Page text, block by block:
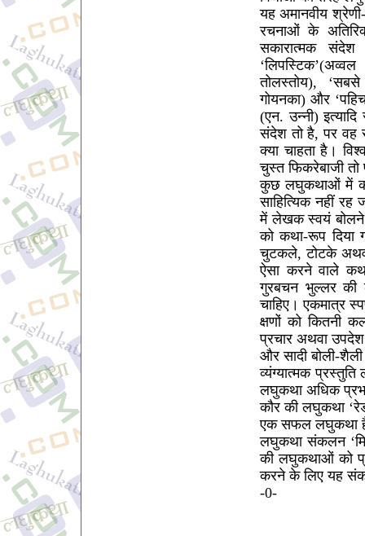
यह अमानवीय
रचनाओं के
सकारात्मक संदेश
तोलस्तोय),
गोयनका) और
(एन. उन्नी)
संदेश तो है, पर वह
क्या चाहता है।
चुस्त फिकरेबाजी तो
कुछ लघुकथाओं में
साहित्यिक नहीं रह
में लेखक स्वयं बोलने
को कथा-रूप दिया
चुटकले, टोटके
ऐसा करने वाले
गुरबचन भुल्लर की
चाहिए। एकमात्र
क्षणों को कितनी
प्रचार अथवा
और सादी बोली-
व्यंग्यात्मक
लघुकथा अधिक
कौर की लघुकथा
एक सफल लघुकथा
लघुकथा संकलन
की लघुकथाओं को
करने के लिए यह
-0-